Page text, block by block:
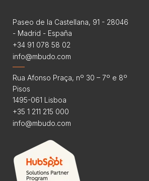
Paseo de la Castellana, 91 - 28046
- Madrid - España
+34 91 078 58 02
info@mbudo.com
Rua Afonso Praça, nº 30 – 7º e 8º
Pisos
1495-061 Lisboa
+35 1 211 215 000
info@mbudo.com